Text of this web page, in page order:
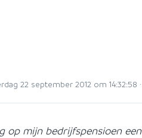
22 september 2012 om 14:32:58
op mijn bedrijfspensioen